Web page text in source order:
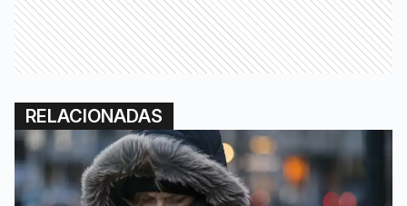
RELACIONADAS